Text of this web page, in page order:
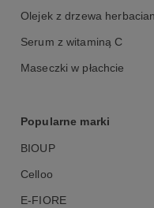
Serum z witaminą C
Maseczki w płachcie
Popularne marki
BIOUP
Celloo
E-FIORE